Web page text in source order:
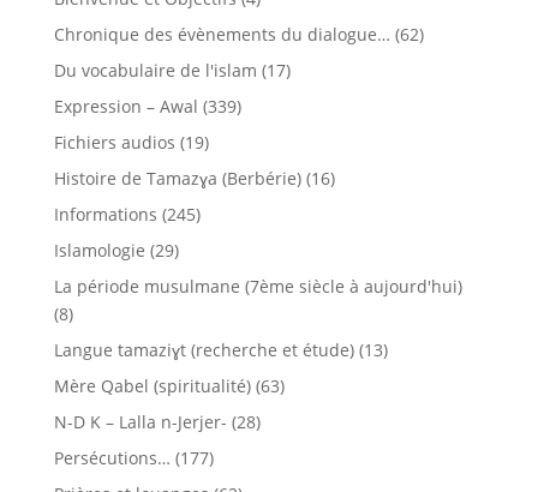
Chronique des évènements du dialogue… (62)
Du vocabulaire de l'islam (17)
Expression – Awal (339)
Fichiers audios (19)
Histoire de Tamazɣa (Berbérie)(16)
Informations (245)
Islamologie (29)
La période musulmane (7ème siècle à aujourd'hui)
(8)
Langue tamaziɣt (recherche et étude)(13)
Mère Qabel (spiritualité)(63)
N-D K – Lalla n-Jerjer- (28)
Persécutions… (177)